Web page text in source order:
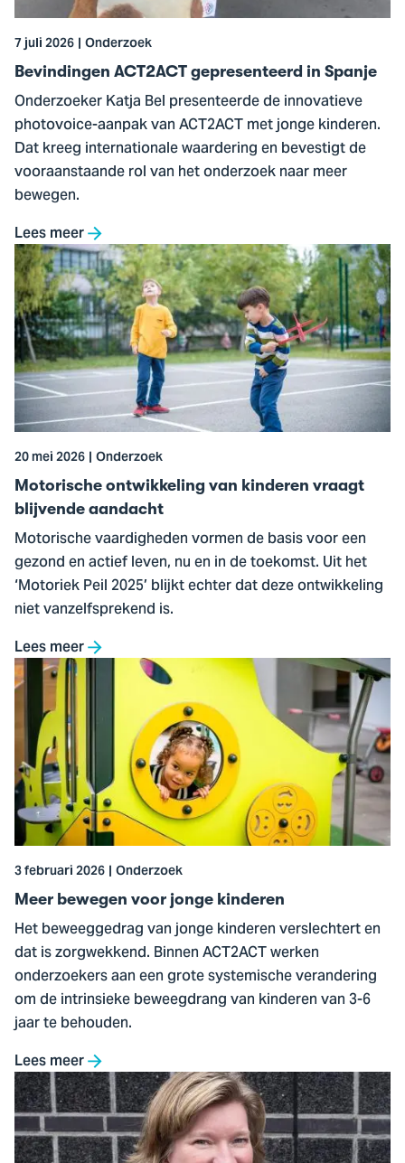
7 juli 2026 Onderzoek
Bevindingen ACT2ACT gepresenteerd in Spanje
Onderzoeker Katja Bel presenteerde de innovatieve
photovoice-aanpak van ACT2ACT met jonge kinderen.
Dat kreeg internationale waardering en bevestigt de
vooraanstaande rol van het onderzoek naar meer
bewegen.
Lees meer
Ga
naar
Motorische
ontwikkeling
van
kinderen
vraagt
blijvende
aandacht
20 mei 2026 Onderzoek
Motorische ontwikkeling van kinderen vraagt
blijvende aandacht
Motorische vaardigheden vormen de basis voor een
gezond en actief leven, nu en in de toekomst. Uit het
‘Motoriek Peil 2025’ blijkt echter dat deze ontwikkeling
niet vanzelfsprekend is.
Lees meer
Ga
naar
Meer
bewegen
voor
jonge
kinderen
3 februari 2026 Onderzoek
Meer bewegen voor jonge kinderen
Het beweeggedrag van jonge kinderen verslechtert en
dat is zorgwekkend. Binnen ACT2ACT werken
onderzoekers aan een grote systemische verandering
om de intrinsieke beweegdrang van kinderen van 3-6
jaar te behouden.
Lees meer
Ga
naar
Terugblik:
vijf